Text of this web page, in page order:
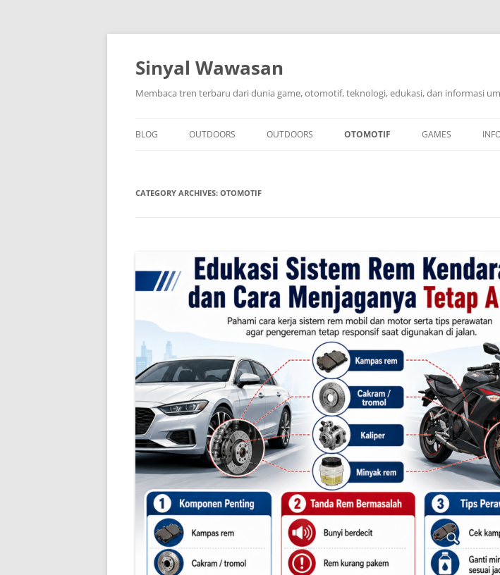
Skip
content
Sinyal Wawasan
Membaca tren terbaru dari dunia game, otomotif, teknologi, edukasi, dan informasi
BLOG OUTDOORS OUTDOORS OTOMOTIF GAMES
CATEGORY ARCHIVES: OTOMOTIF